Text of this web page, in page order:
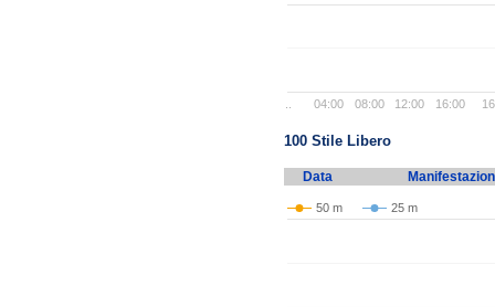
04:00 08:00 12:00 16:00
100 Stile Libero
Data
50 m 25 m